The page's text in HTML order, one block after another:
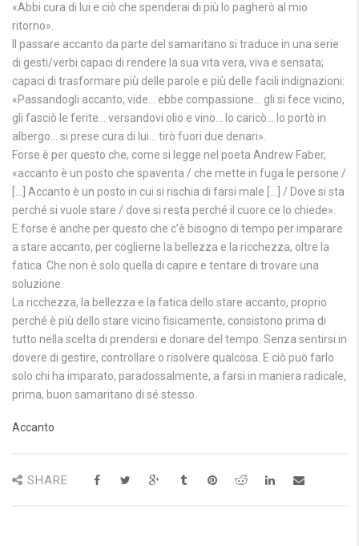
«Abbi cura di lui e ciò che spenderai di più lo pagherò al mio
ritorno».
Il passare accanto da parte del samaritano si traduce in una serie
di gesti/verbi capaci di rendere la sua vita vera, viva e sensata;
capaci di trasformare più delle parole e più delle facili indignazioni:
«Passandogli accanto, vide… ebbe compassione… gli si fece vicino,
gli fasciò le ferite… versandovi olio e vino… lo caricò… lo portò in
albergo… si prese cura di lui… tirò fuori due denari».
Forse è per questo che, come si legge nel poeta Andrew Faber,
«accanto è un posto che spaventa / che mette in fuga le persone /
[…] Accanto è un posto in cui si rischia di farsi male […] / Dove si sta
perché si vuole stare / dove si resta perché il cuore ce lo chiede».
E forse è anche per questo che c’è bisogno di tempo per imparare
a stare accanto, per coglierne la bellezza e la ricchezza, oltre la
fatica. Che non è solo quella di capire e tentare di trovare una
soluzione.
La ricchezza, la bellezza e la fatica dello stare accanto, proprio
perché è più dello stare vicino fisicamente, consistono prima di
tutto nella scelta di prendersi e donare del tempo. Senza sentirsi in
dovere di gestire, controllare o risolvere qualcosa. E ciò può farlo
solo chi ha imparato, paradossalmente, a farsi in maniera radicale,
prima, buon samaritano di sé stesso.
Accanto
SHARE